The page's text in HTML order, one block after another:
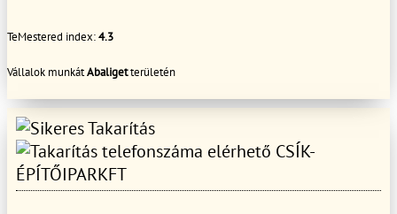
TeMestered index:4.3
Vállalok munkátAbaligetterületén
CSÍK-
ÉPÍTŐIPARKFT